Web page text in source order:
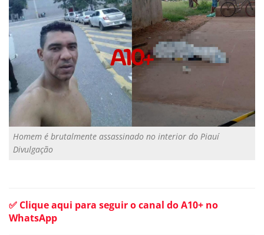
Homem é brutalmente assassinado no interior do Piauí
Divulgação
✅ Clique aqui para seguir o canal do A10+ no
WhatsApp